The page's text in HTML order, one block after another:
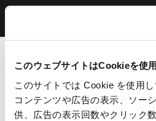
このウェブサイトはCookieを使
このサイトでは Cookie を使用
コンテンツや広告の表示、ソー
供、広告の表示回数やクリック